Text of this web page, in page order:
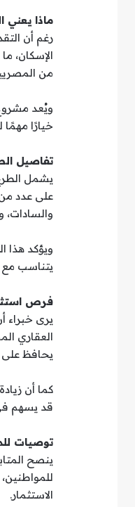
ماذا يعني
رغم أن
الإسكان،
من
ويُعد
خيارًا
تفاصيل
على عدد من
والسادات،
ويؤكد هذا
يتناسب مع
فرص
يرى خبراء
العقاري
يحافظ على
قد يسهم
توصيات
ينصح
الاستثمار.